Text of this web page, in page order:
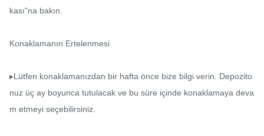
kası"na bakın.
Konaklamanın Ertelenmesi
▸Lütfen konaklamanızdan bir hafta önce bize bilgi verin. Depozito
nuz üç ay boyunca tutulacak ve bu süre içinde konaklamaya deva
m etmeyi seçebilirsiniz.